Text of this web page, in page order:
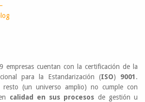
–
empresas cuentan con la certificación de la
para la Estandarización (ISO) 9001 .
resto (un universo amplio) no cumple con
calidad en sus procesos de gestión u